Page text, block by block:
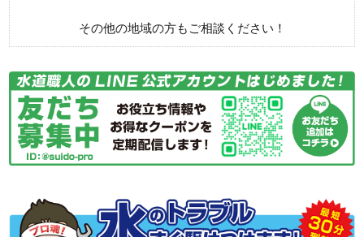
その他の地域の方もご相談ください！